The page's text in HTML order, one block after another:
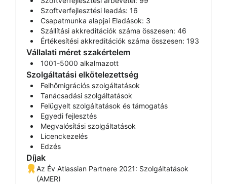
Szoftverfejlesztési leadás: 16
Csapatmunka alapjai Eladások: 3
Szállítási akkreditációk száma összesen: 46
Értékesítési akkreditációk száma összesen: 193
Díjak
Az Év Atlassian Partnere 2021: Szolgáltatások
(AMER)
Vállalati méret szakértelem
1001-5000 alkalmazott
Szolgáltatási elkötelezettség
Felhőmigrációs szolgáltatások
Tanácsadási szolgáltatások
Felügyelt szolgáltatások és támogatás
Egyedi fejlesztés
Megvalósítási szolgáltatások
Licenckezelés
Edzés